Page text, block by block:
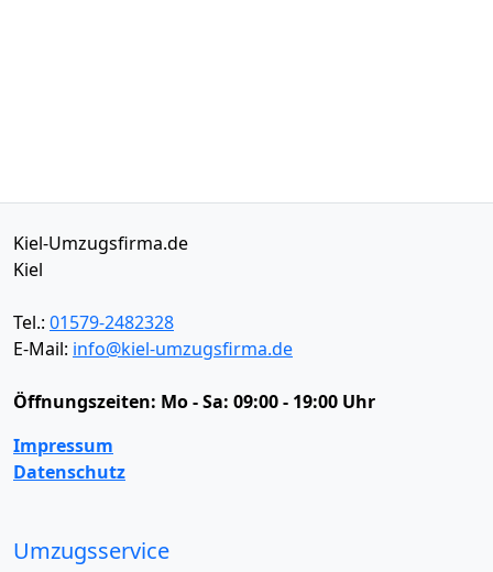
Kiel-Umzugsfirma.de
Kiel
Tel.: 01579-2482328
E-Mail: info@kiel-umzugsfirma.de
Öffnungszeiten: Mo - Sa: 09:00 - 19:00 Uhr
Impressum
Datenschutz
Umzugsservice